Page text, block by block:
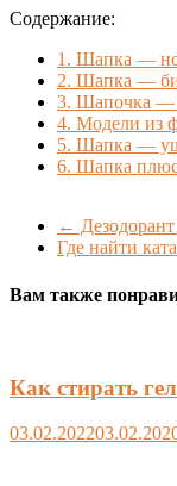
Содержание:
1. Шапка —
2. Шапка —
3. Шапочка —
4. Модели из
5. Шапка —
6. Шапка плюс
←
Где найти
Вам также
Как стирать
03.02.2022